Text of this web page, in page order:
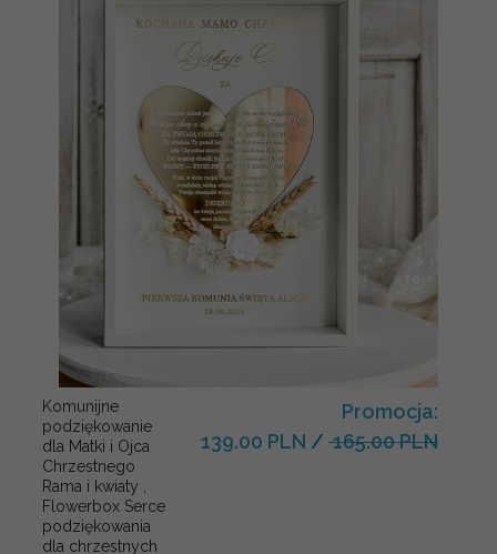
Komunijne
podziękowanie
dla Matki i Ojca
Chrzestnego
Rama i kwiaty ,
Flowerbox Serce
podziękowania
dla chrzestnych
Promocja:
139.00 PLN / 165.00 PLN